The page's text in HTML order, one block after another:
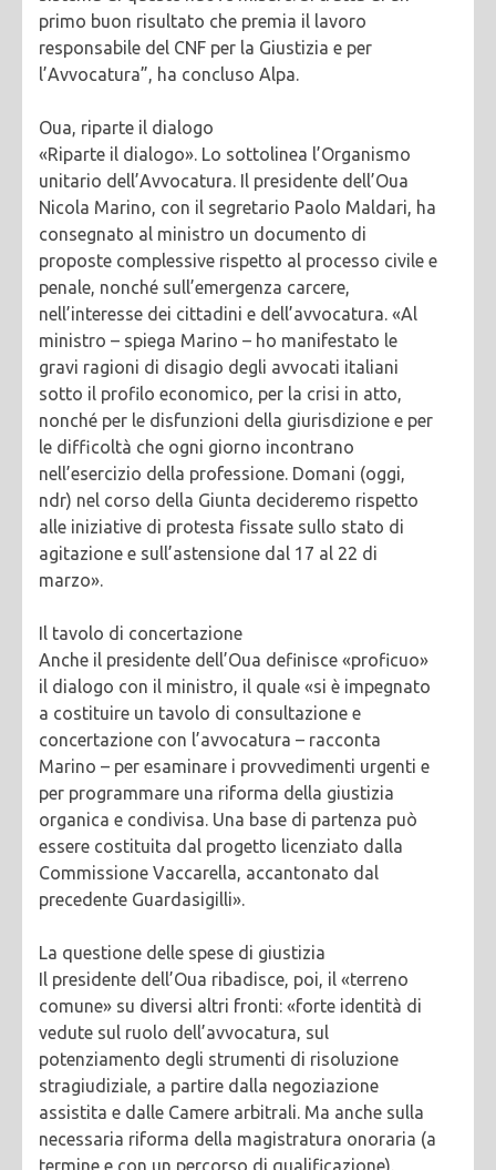
primo buon risultato che premia il lavoro
responsabile del CNF per la Giustizia e per
l’Avvocatura”, ha concluso Alpa.
Oua, riparte il dialogo
«Riparte il dialogo». Lo sottolinea l’Organismo
unitario dell’Avvocatura. Il presidente dell’Oua
Nicola Marino, con il segretario Paolo Maldari, ha
consegnato al ministro un documento di
proposte complessive rispetto al processo civile e
penale, nonché sull’emergenza carcere,
nell’interesse dei cittadini e dell’avvocatura. «Al
ministro – spiega Marino – ho manifestato le
gravi ragioni di disagio degli avvocati italiani
sotto il profilo economico, per la crisi in atto,
nonché per le disfunzioni della giurisdizione e per
le difficoltà che ogni giorno incontrano
nell’esercizio della professione. Domani (oggi,
ndr) nel corso della Giunta decideremo rispetto
alle iniziative di protesta fissate sullo stato di
agitazione e sull’astensione dal 17 al 22 di
marzo».
Il tavolo di concertazione
Anche il presidente dell’Oua definisce «proficuo»
il dialogo con il ministro, il quale «si è impegnato
a costituire un tavolo di consultazione e
concertazione con l’avvocatura – racconta
Marino – per esaminare i provvedimenti urgenti e
per programmare una riforma della giustizia
organica e condivisa. Una base di partenza può
essere costituita dal progetto licenziato dalla
Commissione Vaccarella, accantonato dal
precedente Guardasigilli».
La questione delle spese di giustizia
Il presidente dell’Oua ribadisce, poi, il «terreno
comune» su diversi altri fronti: «forte identità di
vedute sul ruolo dell’avvocatura, sul
potenziamento degli strumenti di risoluzione
stragiudiziale, a partire dalla negoziazione
assistita e dalle Camere arbitrali. Ma anche sulla
necessaria riforma della magistratura onoraria (a
termine e con un percorso di qualificazione).